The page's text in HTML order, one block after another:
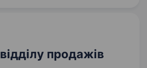
продажів